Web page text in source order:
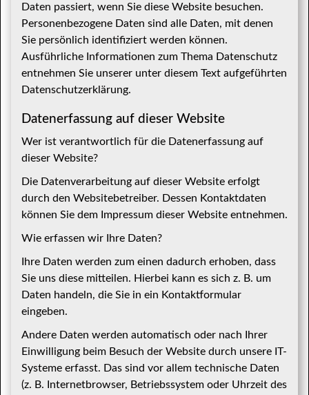
Daten passiert, wenn Sie diese Website besuchen.
Personenbezogene Daten sind alle Daten, mit denen
Sie persönlich identifiziert werden können.
Ausführliche Informationen zum Thema Datenschutz
entnehmen Sie unserer unter diesem Text aufgeführten
Datenschutzerklärung.
Datenerfassung auf dieser Website
Wer ist verantwortlich für die Datenerfassung auf
dieser Website?
Die Datenverarbeitung auf dieser Website erfolgt
durch den Websitebetreiber. Dessen Kontaktdaten
können Sie dem Impressum dieser Website entnehmen.
Wie erfassen wir Ihre Daten?
Ihre Daten werden zum einen dadurch erhoben, dass
Sie uns diese mitteilen. Hierbei kann es sich z. B. um
Daten handeln, die Sie in ein Kontaktformular
eingeben.
Andere Daten werden automatisch oder nach Ihrer
Einwilligung beim Besuch der Website durch unsere IT-
Systeme erfasst. Das sind vor allem technische Daten
(z. B. Internetbrowser, Betriebssystem oder Uhrzeit des